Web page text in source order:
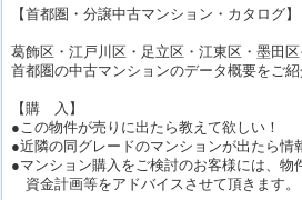
【首都圏・分譲中古マンション・カタログ】
葛飾区・江戸川区・足立区・江東区・墨田
首都圏の中古マンションのデータ概要をご紹
【購 入】
●この物件が売りに出たら教えて欲しい！
●近隣の同グレードのマンションが出たら情
●マンション購入をご検討のお客様には、物
資金計画等をアドバイスさせて頂きます。